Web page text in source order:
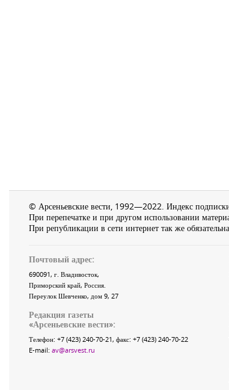
© Арсеньевские вести, 1992—2022. Индекс
При перепечатке и при другом использовании
При републикации в сети интернет так же
Почтовый адрес:
690091, г. Владивосток,
Приморский край, Россия.
Переулок Шевченко, дом 9, 27
Редакция газеты
«Арсеньевские вести»:
Телефон: +7 (423) 240-70-21, факс: +7 (423) 240-70-22
E-mail: av@arsvest.ru